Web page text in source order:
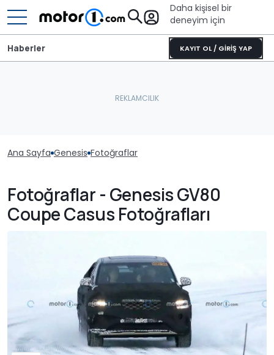
Daha kişisel bir
deneyim için
KAYIT OL / GİRİŞ YAP
Haberler
Ana Sayfa Genesis Fotoğraflar
Fotoğraflar - Genesis GV80
Coupe Casus Fotoğrafları